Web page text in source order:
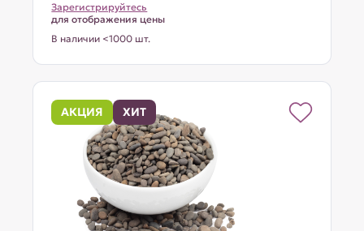
Зарегистрируйтесь
для отображения цены
В наличии <1000 шт.
АКЦИЯ ХИТ